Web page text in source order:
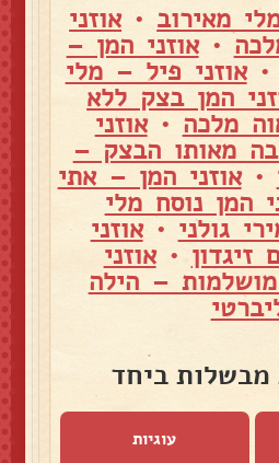
מאירוב •אוזני
•אוזני המן –
•אוזני פיל – מלי
המן בצק ללא
מלכה •אוזני
מאותו הבצק –
•אוזני המן – אתי
המן נוסח מלי
גולני •אוזני
זיגדון•אוזני
מושלמות – הילה
ביחד
עוגיות